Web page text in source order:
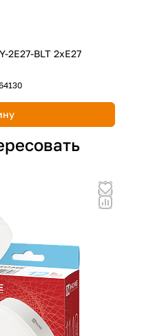
2E27-BLT 2хЕ27